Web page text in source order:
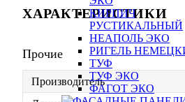
КИРПИЧ
РУСТИКАЛЬНЫЙ
НЕАПОЛЬ ЭКО
РИГЕЛЬ
ТУФ
ТУФ ЭКО
ФАГОТ ЭКО
ХАРАКТЕРИСТИКИ
Прочие
Производитель